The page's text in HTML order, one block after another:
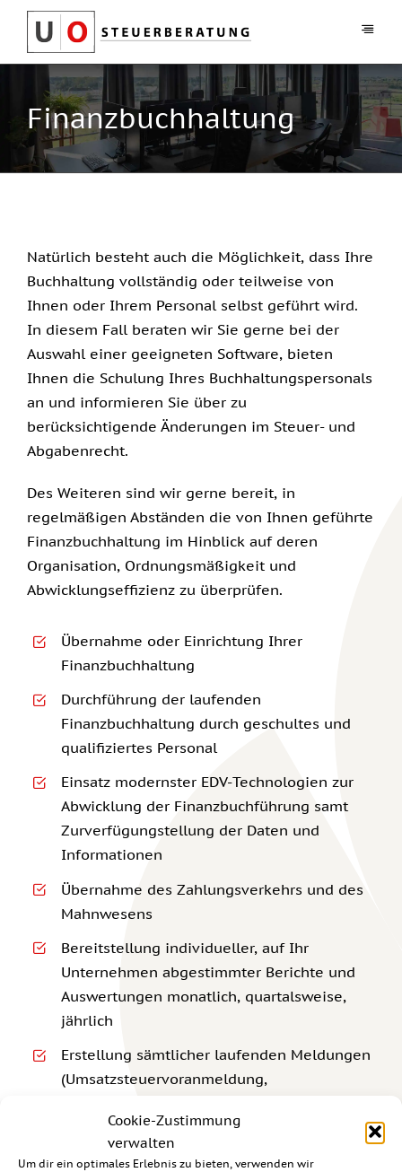
Cookie-Zustimmung
verwalten
Um dir ein optimales Erlebnis zu bieten, verwenden wir
Zum
Inhalt
springen
Über uns
Leistungen
Stellenanzeigen
0211 – 545 997 90
Finanzbuchhaltung
Natürlich besteht auch die Möglichkeit, dass Ihre
Buchhaltung vollständig oder teilweise von
Ihnen oder Ihrem Personal selbst geführt wird.
In diesem Fall beraten wir Sie gerne bei der
Auswahl einer geeigneten Software, bieten
Ihnen die Schulung Ihres Buchhaltungspersonals
an und informieren Sie über zu
berücksichtigende Änderungen im Steuer- und
Abgabenrecht.
Des Weiteren sind wir gerne bereit, in
regelmäßigen Abständen die von Ihnen geführte
Finanzbuchhaltung im Hinblick auf deren
Organisation, Ordnungsmäßigkeit und
Abwicklungseffizienz zu überprüfen.
Übernahme oder Einrichtung Ihrer
Finanzbuchhaltung
Durchführung der laufenden
Finanzbuchhaltung durch geschultes und
qualifiziertes Personal
Einsatz modernster EDV-Technologien zur
Abwicklung der Finanzbuchführung samt
Zurverfügungstellung der Daten und
Informationen
Übernahme des Zahlungsverkehrs und des
Mahnwesens
Bereitstellung individueller, auf Ihr
Unternehmen abgestimmter Berichte und
Auswertungen monatlich, quartalsweise,
jährlich
Erstellung sämtlicher laufenden Meldungen
(Umsatzsteuervoranmeldung,
Hochrechnungen und Besprechung des
Zahlenwerks um frühzeitig Entscheidungen